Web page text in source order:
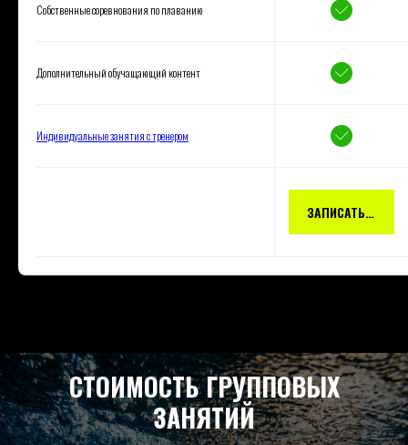
Собственные соревнования по плаванию
Дополнительный обучащающий контент
Индивидуальные занятия с тренером
ЗАПИСАТЬСЯ
СТОИМОСТЬ ГРУППОВЫХ
ЗАНЯТИЙ